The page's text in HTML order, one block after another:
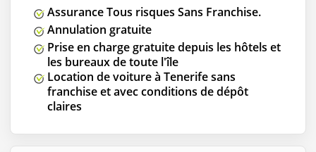
Assurance Tous risques Sans Franchise.
Annulation gratuite
Prise en charge gratuite depuis les hôtels et
les bureaux de toute l'île
Location de voiture à Tenerife sans
franchise et avec conditions de dépôt
claires